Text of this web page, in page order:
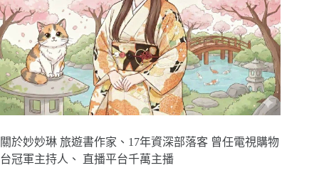
關於妙妙琳 旅遊書作家、17年資深部落客 曾任電視購物
台冠軍主持人、 直播平台千萬主播